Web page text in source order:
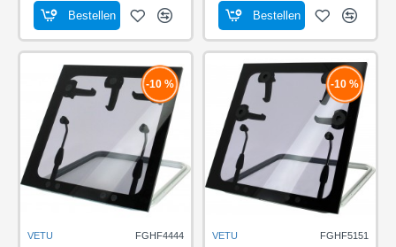
Bestellen Bestellen
-10 %
VETU FGHF4444
-10 %
VETU FGHF5151